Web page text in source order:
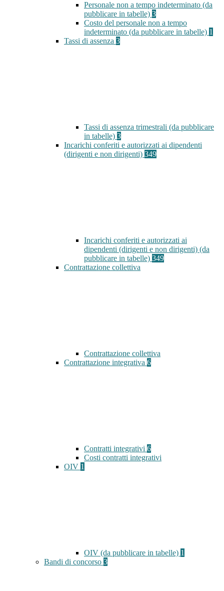
Personale non a tempo indeterminato (da
pubblicare in tabelle) 3
Costo del personale non a tempo
indeterminato (da pubblicare in tabelle) 1
Tassi di assenza 3
Tassi di assenza trimestrali (da pubblicare
in tabelle) 3
Incarichi conferiti e autorizzati ai dipendenti
(dirigenti e non dirigenti) 349
Incarichi conferiti e autorizzati ai
dipendenti (dirigenti e non dirigenti) (da
pubblicare in tabelle) 349
Contrattazione collettiva
Contrattazione collettiva
Contrattazione integrativa 6
Contratti integrativi 6
Costi contratti integrativi
OIV 1
OIV (da pubblicare in tabelle) 1
Bandi di concorso 3